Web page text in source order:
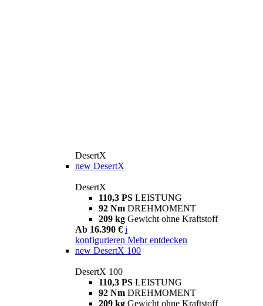
DesertX
new DesertX
DesertX
110,3 PS LEISTUNG
92 Nm DREHMOMENT
209 kg Gewicht ohne Kraftstoff
Ab 16.390 € i
konfigurieren Mehr entdecken
new DesertX 100
DesertX 100
110,3 PS LEISTUNG
92 Nm DREHMOMENT
209 kg Gewicht ohne Kraftstoff